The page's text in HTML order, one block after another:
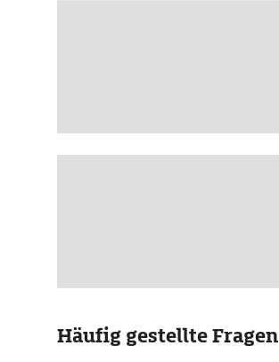
Häufig gestellte Fragen